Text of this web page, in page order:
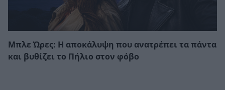
Μπλε Ώρες: Η αποκάλυψη που ανατρέπει τα πάντα
και βυθίζει το Πήλιο στον φόβο